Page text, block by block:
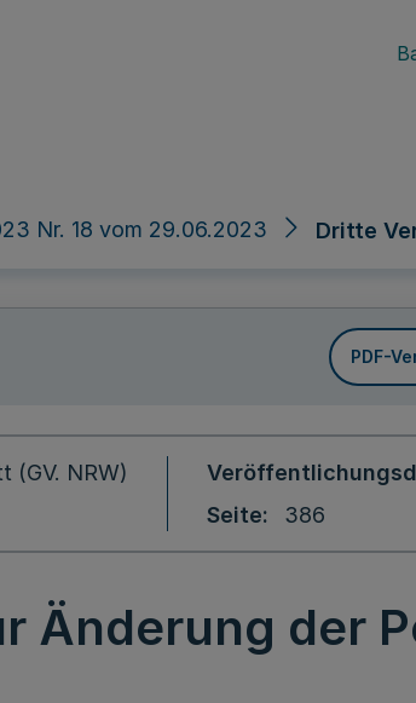
Nr. 18 vom 29.06.2023 Dritte
PDF-
(GV. NRW)
Seite
386
Änderung der